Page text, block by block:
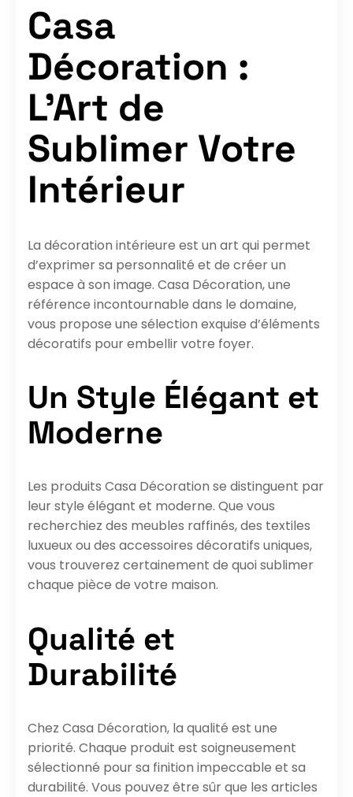
Casa
Décoration :
L’Art de
Sublimer Votre
Intérieur
La décoration intérieure est un art qui permet
d’exprimer sa personnalité et de créer un
espace à son image. Casa Décoration, une
référence incontournable dans le domaine,
vous propose une sélection exquise d’éléments
décoratifs pour embellir votre foyer.
Un Style Élégant et
Moderne
Les produits Casa Décoration se distinguent par
leur style élégant et moderne. Que vous
recherchiez des meubles raffinés, des textiles
luxueux ou des accessoires décoratifs uniques,
vous trouverez certainement de quoi sublimer
chaque pièce de votre maison.
Qualité et
Durabilité
Chez Casa Décoration, la qualité est une
priorité. Chaque produit est soigneusement
sélectionné pour sa finition impeccable et sa
durabilité. Vous pouvez être sûr que les articles